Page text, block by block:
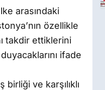
arasındaki
özellikle
takdir ettiklerini
ifade
ve karşılıklı